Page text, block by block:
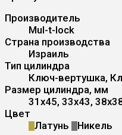
Производитель
Mul-t-lock
Страна производства
Израиль
Тип цилиндра
Ключ-вертушка,
Размер цилиндра, мм
31x45, 33x43,
Цвет
Латунь
Никель